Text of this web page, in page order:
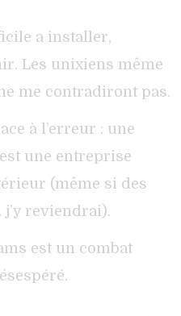
a installer,
Les unixiens même
me contradiront pas.
à l’erreur : une
une entreprise
(même si des
reviendrai).
est un combat